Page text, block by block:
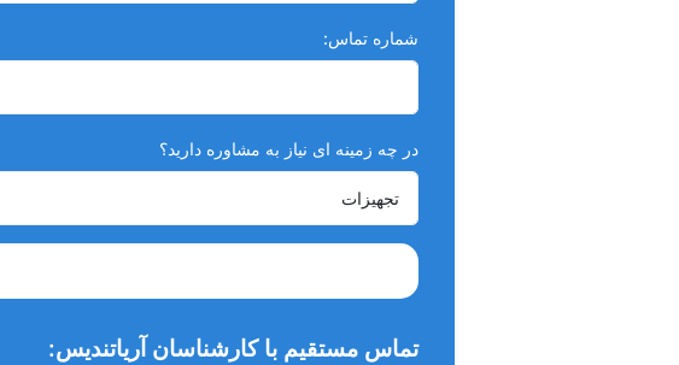
حداکثر سرعت چرخش: 300.000 دور در دقیقه
فراتر از یک فروشگاه
شماره تماس:
در چه زمینه ای نیاز به مشاوره دارید؟
تماس مستقیم با کارشناسان آریاتندیس: